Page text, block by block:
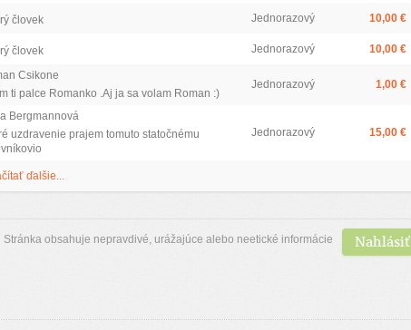
človek Jednorazový 10,00 €
človek Jednorazový 10,00 €
Csikone
ti palce Romanko .Aj ja sa volam Roman :)
Jednorazový 1,00 €
Bergmannová
uzdravenie prajem tomuto statočnému
Jednorazový 15,00 €
ďalšie...
Nahlásiť
Stránka obsahuje nepravdivé, urážajúce alebo neetické informácie